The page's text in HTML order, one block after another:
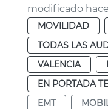
modificado
MOVILIDAD
TODAS LAS
VALENCIA
EN PORTADA
EMT